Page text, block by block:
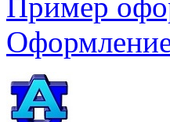
Пример